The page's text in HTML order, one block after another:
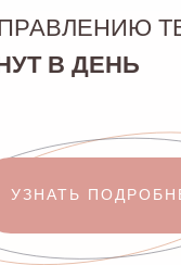
УЗНАТЬ
В ДЕНЬ